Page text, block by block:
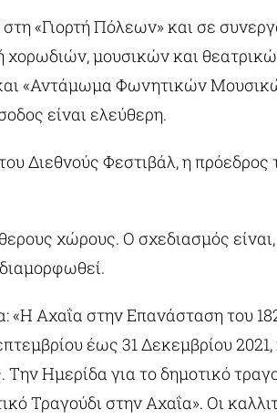
«Γιορτή Πόλεων» και σε
χορωδιών, μουσικών και
«Αντάμωμα Φωνητικών
είναι ελεύθερη.
Διεθνούς Φεστιβάλ, η πρόεδρος
χώρους. Ο σχεδιασμός
Αχαΐα στην Επανάσταση του
έως 31 Δεκεμβρίου
Ημερίδα για το δημοτικό
Τραγούδι στην Αχαΐα». Οι